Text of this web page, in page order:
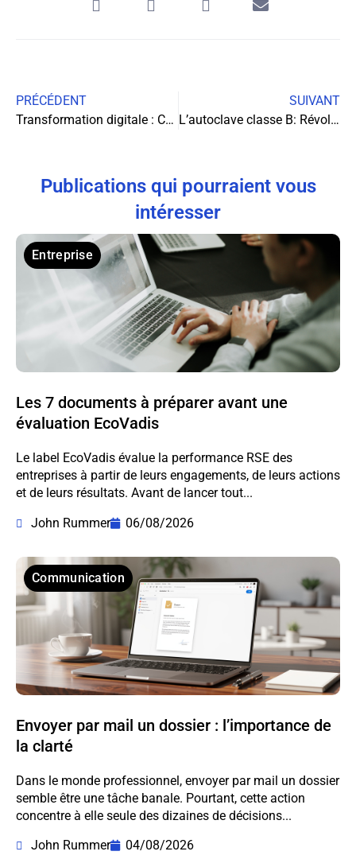
PRÉCÉDENT
Transformation digitale : Cultiver les compétences numériques au cœur de l’entreprise
SUIVANT
L’autoclave classe B: Révolutionner les standards de stérilisation médicale
Publications qui pourraient vous
intéresser
Entreprise
Les 7 documents à préparer avant une
évaluation EcoVadis
Le label EcoVadis évalue la performance RSE des
entreprises à partir de leurs engagements, de leurs actions
et de leurs résultats. Avant de lancer tout...
John Rummer
06/08/2026
Communication
Envoyer par mail un dossier : l’importance de
la clarté
Dans le monde professionnel, envoyer par mail un dossier
semble être une tâche banale. Pourtant, cette action
concentre à elle seule des dizaines de décisions...
John Rummer
04/08/2026